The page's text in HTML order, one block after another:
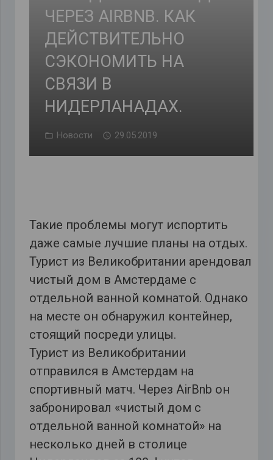
ЧЕРЕЗ AIRBNB. КАК
ДЕЙСТВИТЕЛЬНО
СЭКОНОМИТЬ НА
СВЯЗИ В
НИДЕРЛАНАДАХ.
Новости 29.05.2019
Такие проблемы могут испортить
даже самые лучшие планы на отдых.
Турист из Великобритании арендовал
чистый дом в Амстердаме с
отдельной ванной комнатой. Однако
на месте он обнаружил контейнер,
стоящий посреди улицы.
Турист из Великобритании
отправился в Амстердам на
спортивный матч. Через AirBnb он
забронировал «чистый дом с
отдельной ванной комнатой» на
несколько дней в столице